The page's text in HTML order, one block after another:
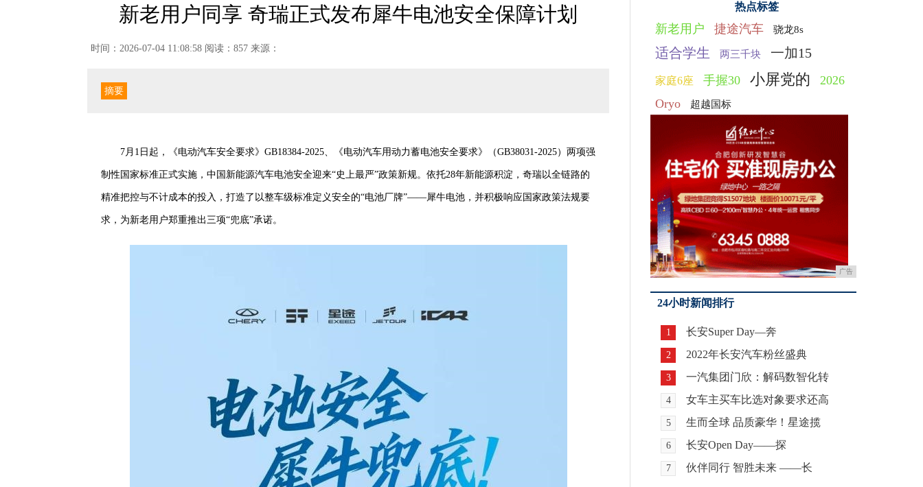
新老用户同享 奇瑞正式发布犀牛电池安全保障计划
时间：2026-07-04 11:08:58 阅读：857 来源：
摘要
7月1日起，《电动汽车安全要求》GB18384-2025、《电动汽车用动力蓄电池安全要求》（GB38031-2025）两项强
制性国家标准正式实施，中国新能源汽车电池安全迎来“史上最严”政策新规。依托28年新能源积淀，奇瑞以全链路的
精准把控与不计成本的投入，打造了以整车级标准定义安全的“电池厂牌”——犀牛电池，并积极响应国家政策法规要
求，为新老用户郑重推出三项“兜底”承诺。
热点标签
新老用户 捷途汽车 骁龙8s
适合学生 两三千块 一加15
家庭6座 手握30 小屏党的
2026
Oryo
超越国标
广告
24小时新闻排行
1 长安Super Day—奔
2 2022年长安汽车粉丝盛典
3 一汽集团门欣：解码数智化转
4 女车主买车比选对象要求还高
5 生而全球 品质豪华！星途揽
6 长安Open Day——探
7 伙伴同行 智胜未来 ——长